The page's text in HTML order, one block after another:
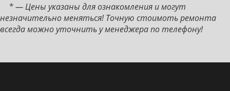
* — Цены указаны для ознакомления и могут
незначительно меняться! Точную стоимоть ремонта
всегда можно уточнить у менеджера по телефону!